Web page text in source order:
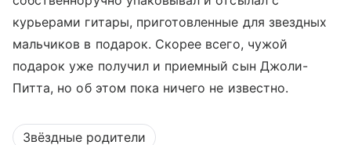
курьерами гитары, приготовленные для звездных
мальчиков в подарок. Скорее всего, чужой
подарок уже получил и приемный сын Джоли-
Питта, но об этом пока ничего не известно.
Звёздные родители